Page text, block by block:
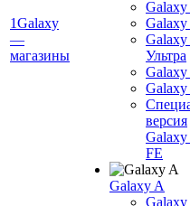
1Galaxy
—
магазины
Galaxy
Galaxy
Galaxy
Ультра
Galaxy
Galaxy
версия
Galaxy
FE
Galaxy A